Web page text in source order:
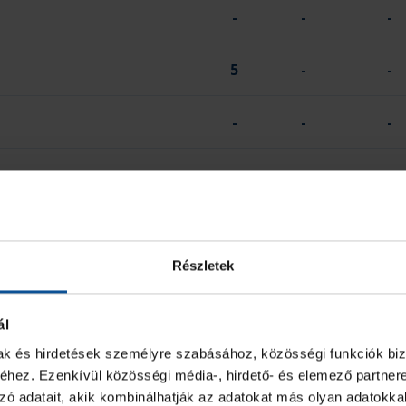
Részletek
és hirdetések személyre szabásához, közösségi funkciók
Ezenkívül közösségi média-, hirdető- és elemező
adatait, akik kombinálhatják az adatokat más olyan
- - -
5 - -
- - -
- - -
- - -